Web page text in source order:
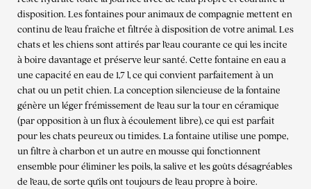
disposition. Les fontaines pour animaux de compagnie mettent en
continu de l’eau fraîche et filtrée à disposition de votre animal. Les
chats et les chiens sont attirés par l’eau courante ce qui les incite
à boire davantage et préserve leur santé. Cette fontaine en eau a
une capacité en eau de 1,7 l, ce qui convient parfaitement à un
chat ou un petit chien. La conception silencieuse de la fontaine
génère un léger frémissement de l’eau sur la tour en céramique
(par opposition à un flux à écoulement libre), ce qui est parfait
pour les chats peureux ou timides. La fontaine utilise une pompe,
un filtre à charbon et un autre en mousse qui fonctionnent
ensemble pour éliminer les poils, la salive et les goûts désagréables
de l’eau, de sorte qu’ils ont toujours de l’eau propre à boire.